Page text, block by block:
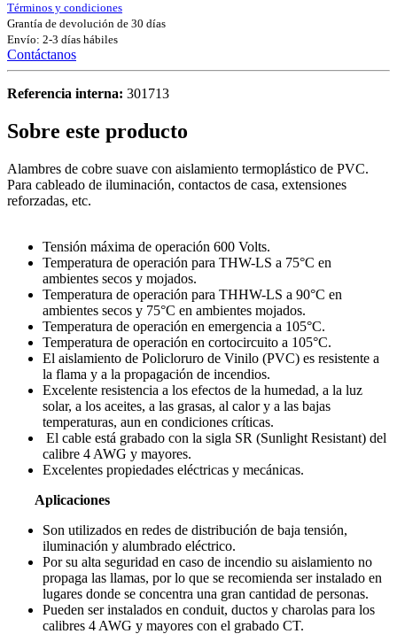
Términos y condiciones
Grantía de devolución de 30 días
Envío: 2-3 días hábiles
Contáctanos
Referencia interna: 301713
Sobre este producto
Alambres de cobre suave con aislamiento termoplástico de PVC.
Para cableado de iluminación, contactos de casa, extensiones
reforzadas, etc.
Tensión máxima de operación 600 Volts.
Temperatura de operación para THW-LS a 75°C en
ambientes secos y mojados.
Temperatura de operación para THHW-LS a 90°C en
ambientes secos y 75°C en ambientes mojados.
Temperatura de operación en emergencia a 105°C.
Temperatura de operación en cortocircuito a 105°C.
El aislamiento de Policloruro de Vinilo (PVC) es resistente a
la flama y a la propagación de incendios.
Excelente resistencia a los efectos de la humedad, a la luz
solar, a los aceites, a las grasas, al calor y a las bajas
temperaturas, aun en condiciones críticas.
El cable está grabado con la sigla SR (Sunlight Resistant) del
calibre 4 AWG y mayores.
Excelentes propiedades eléctricas y mecánicas.
Aplicaciones
Son utilizados en redes de distribución de baja tensión,
iluminación y alumbrado eléctrico.
Por su alta seguridad en caso de incendio su aislamiento no
propaga las llamas, por lo que se recomienda ser instalado en
lugares donde se concentra una gran cantidad de personas.
Pueden ser instalados en conduit, ductos y charolas para los
calibres 4 AWG y mayores con el grabado CT.